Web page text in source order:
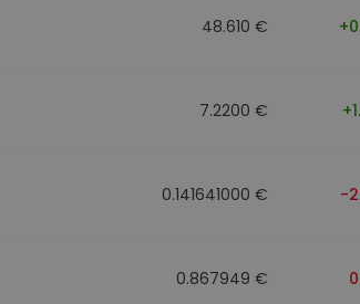
48.610 €
7.2200 €
0.141641000 € -
0.867949 €